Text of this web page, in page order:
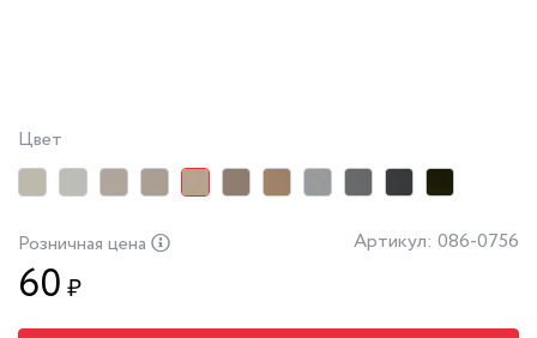
Цвет
Розничная цена
60 ₽
Артикул: 086-0756